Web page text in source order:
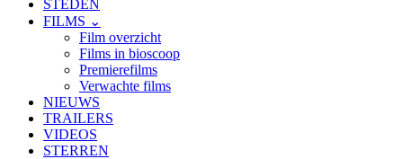
STEDEN
FILMS ⌄
Film overzicht
Films in bioscoop
Premierefilms
Verwachte films
NIEUWS
TRAILERS
VIDEOS
STERREN